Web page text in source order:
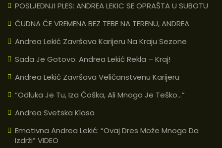
POSLJEDNJI PLES: ANDREA LEKIC SE OPRAŠTA U SUBOTU
ČUDNA ĆE VREMENA BEZ TEBE NA TERENU, ANDREA
Andrea Lekić Završava Karijeru Na Kraju Sezone
Sada Je Gotovo: Andrea Lekić Rekla – Kraj!
Andrea Lekić Završava Veličanstvenu Karijeru
“Odluka Je Tu, Iza Ćoška, Ali Mnogo Je Teško…”
Andrea Svetska Klasa
Emotivna Andrea Lekić: “Ovaj Dres Može Mnogo Da
Izdrži” VIDEO